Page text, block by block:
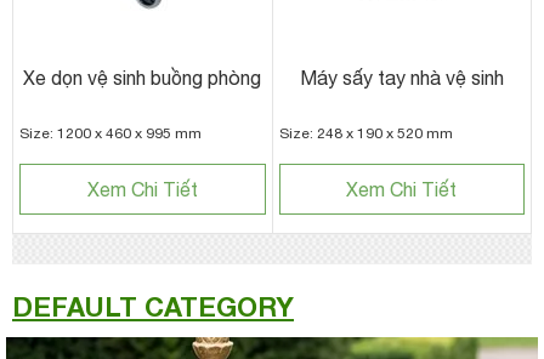
Xe dọn vệ sinh buồng phòng
Size: 1200 x 460 x 995 mm
Xem Chi Tiết
Máy sấy tay nhà vệ sinh
Size: 248 x 190 x 520 mm
Xem Chi Tiết
DEFAULT CATEGORY